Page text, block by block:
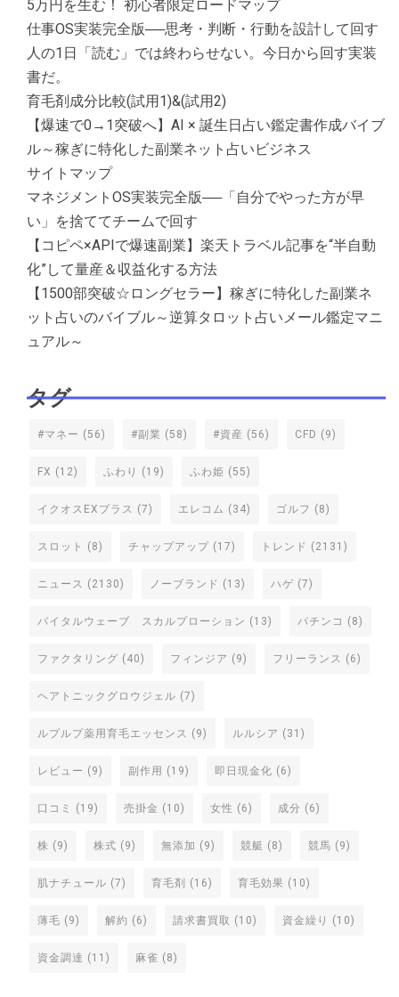
5万円を生む！ 初心者限定ロードマップ
仕事OS実装完全版──思考・判断・行動を設計して回す
人の1日「読む」では終わらせない。今日から回す実装
書だ。
育毛剤成分比較(試用1)&(試用2)
【爆速で0→1突破へ】AI × 誕生日占い鑑定書作成バイブ
ル～稼ぎに特化した副業ネット占いビジネス
サイトマップ
マネジメントOS実装完全版──「自分でやった方が早
い」を捨ててチームで回す
【コピペ×APIで爆速副業】楽天トラベル記事を“半自動
化”して量産＆収益化する方法
【1500部突破☆ロングセラー】稼ぎに特化した副業ネ
ット占いのバイブル～逆算タロット占いメール鑑定マニ
ュアル～
タグ
#マネー (56) #副業 (58) #資産 (56) CFD (9)
FX (12) ふわり (19) ふわ姫 (55)
イクオスEXプラス (7) エレコム (34) ゴルフ (8)
スロット (8) チャップアップ (17) トレンド (2131)
ニュース (2130) ノーブランド (13) ハゲ (7)
バイタルウェーブ スカルプローション (13) パチンコ (8)
ファクタリング (40) フィンジア (9) フリーランス (6)
ヘアトニックグロウジェル (7)
ルプルプ薬用育毛エッセンス (9) ルルシア (31)
レビュー (9) 副作用 (19) 即日現金化 (6)
口コミ (19) 売掛金 (10) 女性 (6) 成分 (6)
株 (9) 株式 (9) 無添加 (9) 競艇 (8) 競馬 (9)
肌ナチュール (7) 育毛剤 (16) 育毛効果 (10)
薄毛 (9) 解約 (6) 請求書買取 (10) 資金繰り (10)
資金調達 (11) 麻雀 (8)